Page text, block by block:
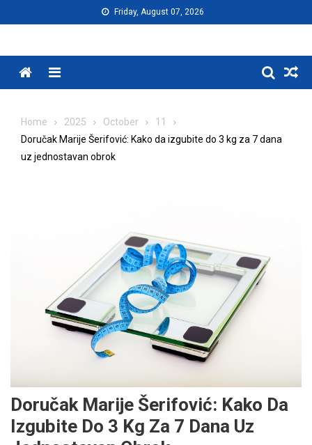
to
Friday, August 07, 2026
Menu
Home 2025 October
11
Doručak Marije Šerifović: Kako da izgubite do 3 kg za 7 dana
uz jednostavan obrok
Doručak Marije Šerifović: Kako Da
Izgubite Do 3 Kg Za 7 Dana Uz